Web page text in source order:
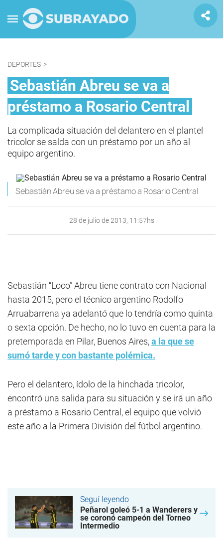
DEPORTES >
Sebastián Abreu se va a
préstamo a Rosario Central
La complicada situación del delantero en el plantel
tricolor se salda con un préstamo por un año al
equipo argentino.
Sebastián Abreu se va a préstamo a Rosario Central
28 de julio de 2013, 11:57hs
Sebastián “Loco” Abreu tiene contrato con Nacional
hasta 2015, pero el técnico argentino Rodolfo
Arruabarrena ya adelantó que lo tendría como quinta
o sexta opción. De hecho, no lo tuvo en cuenta para la
pretemporada en Pilar, Buenos Aires,a la que se
sumó tarde y con bastante polémica.
Pero el delantero, ídolo de la hinchada tricolor,
encontró una salida para su situación y se irá un año
a préstamo a Rosario Central, el equipo que volvió
este año a la Primera División del fútbol argentino.
Seguí leyendo
Peñarol goleó 5-1 a Wanderers y
se coronó campeón del Torneo
Intermedio